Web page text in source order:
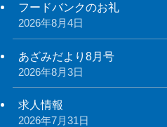
フードバンクのお礼
2026年8月4日
あざみだより8月号
2026年8月3日
求人情報
2026年7月31日